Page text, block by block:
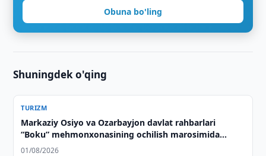
Obuna bo'ling
Shuningdek o'qing
TURIZM
Markaziy Osiyo va Ozarbayjon davlat rahbarlari
“Boku” mehmonxonasining ochilish marosimida
ishtirok etdilar
01/08/2026